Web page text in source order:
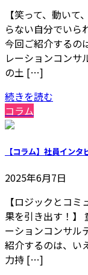
【笑って、動い
らない自分でいら
今回ご紹介するの
レーションコンサ
の土 […]
続きを読む
コラム
【コラム】社員イン
2025年6月7日
【ロジックとコ
果を引き出す！】
ーションコンサル
紹介するのは、い
力持 […]